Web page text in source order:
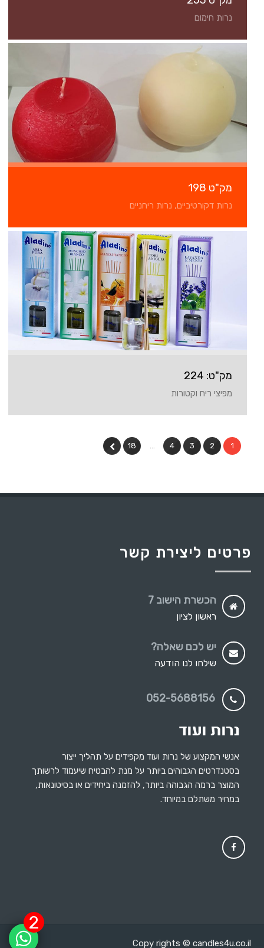
נרות חימום
מק"ט 198
נרות דקורטיביים, נרות ריחניים
מק"ט: 224
מפיצי ריח וקטורות
1
2
3
4
18
אנשי המקצוע של נרות ועוד מקפידים על תהליך ייצור
בסטנדרטים הגבוהים ביותר על מנת להבטיח שיעמוד לרשותך
המוצר ברמה הגבוהה ביותר, להזמנה ביחידים או בסיטונאות,
במחיר משתלם במיוחד.
פרטים ליצירת קשר
הכשרת הישוב 7
ראשון לציון
יש לכם שאלה?
שילחו לנו הודעה
052-5688156
Copy rights © candles4u.co.il
2